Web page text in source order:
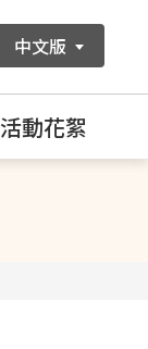
中文版
活動花絮